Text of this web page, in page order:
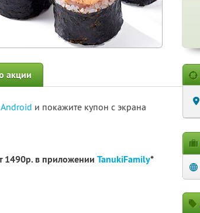
акции
Android и покажите купон с экрана
1490р. в приложении TanukiFamily*